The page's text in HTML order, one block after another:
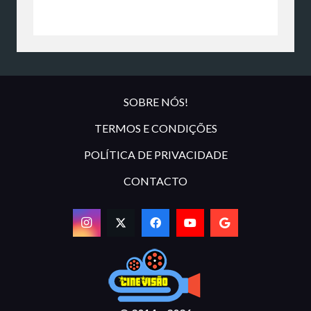
SOBRE NÓS!
TERMOS E CONDIÇÕES
POLÍTICA DE PRIVACIDADE
CONTACTO